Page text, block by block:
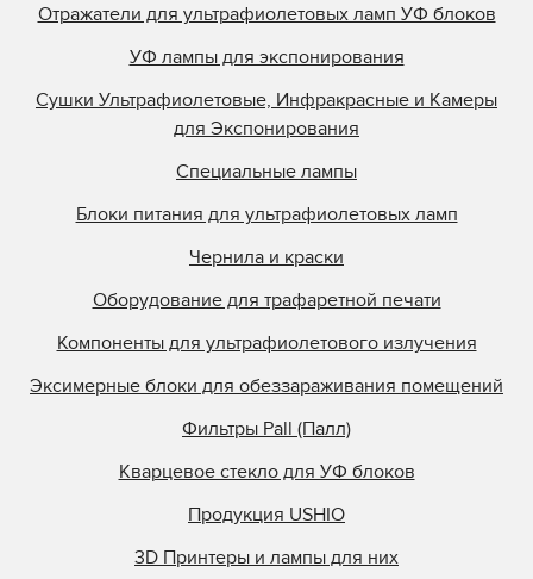
Отражатели для ультрафиолетовых ламп УФ блоков
УФ лампы для экспонирования
Сушки Ультрафиолетовые, Инфракрасные и Камеры
для Экспонирования
Специальные лампы
Блоки питания для ультрафиолетовых ламп
Чернила и краски
Оборудование для трафаретной печати
Компоненты для ультрафиолетового излучения
Эксимерные блоки для обеззараживания помещений
Фильтры Pall (Палл)
Кварцевое стекло для УФ блоков
Продукция USHIO
3D Принтеры и лампы для них